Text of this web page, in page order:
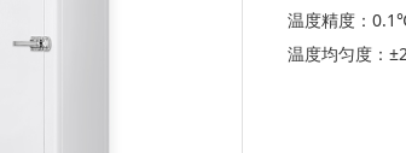
温度精度：
温度均匀度：